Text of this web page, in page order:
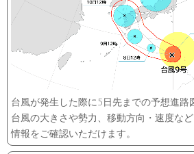
台風が発生した際に5日先までの予想進路
台風の大きさや勢力、移動方向・速度な
情報をご確認いただけます。